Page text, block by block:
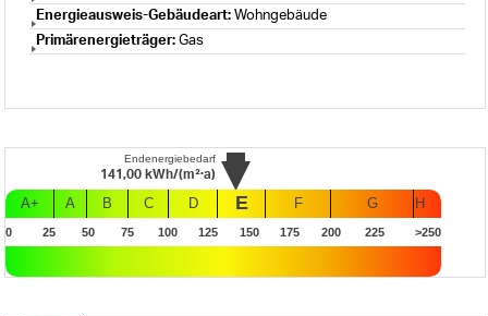
Energieausweis-Gebäudeart: Wohngebäude
Primärenergieträger: Gas
Endenergiebedarf
141,00 kWh/(m²·a)
A+ A B C D E F G H
0 25 50 75 100 125 150 175 200 225 >250